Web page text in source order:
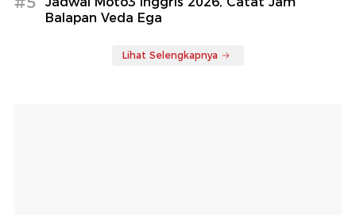
Balapan Veda Ega
Lihat Selengkapnya